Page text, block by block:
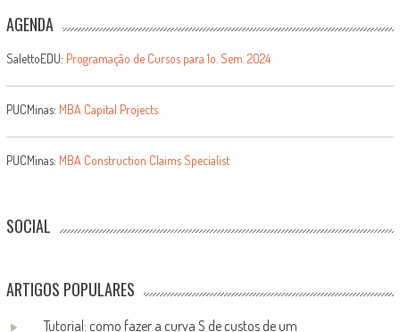
AGENDA
SalettoEDU: Programação de Cursos para 1o. Sem. 2024
PUCMinas: MBA Capital Projects
PUCMinas: MBA Construction Claims Specialist
SOCIAL
ARTIGOS POPULARES
Tutorial: como fazer a curva S de custos de um